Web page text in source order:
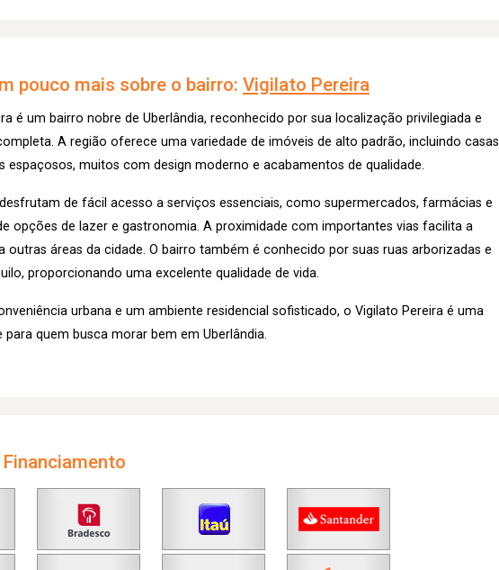
pouco mais sobre o bairro: Vigilato Pereira
é um bairro nobre de Uberlândia, reconhecido por sua localização privilegiada e
A região oferece uma variedade de imóveis de alto padrão, incluindo casas
espaçosos, muitos com design moderno e acabamentos de qualidade.
de fácil acesso a serviços essenciais, como supermercados, farmácias e
opções de lazer e gastronomia. A proximidade com importantes vias facilita a
outras áreas da cidade. O bairro também é conhecido por suas ruas arborizadas e
proporcionando uma excelente qualidade de vida.
urbana e um ambiente residencial sofisticado, o Vigilato Pereira é uma
quem busca morar bem em Uberlândia.